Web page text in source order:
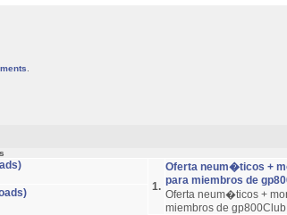
1.
Oferta neum�ticos +
para miembros de
Oferta neum�ticos +
miembros de gp800Club